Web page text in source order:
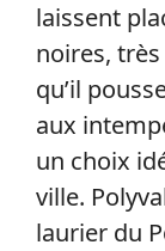
laissent
noires,
qu’il
aux
un choix
ville.
laurier du